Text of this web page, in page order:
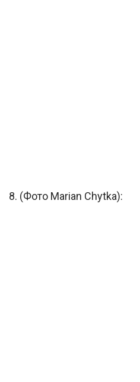
8. (Фото Marian Chytka):